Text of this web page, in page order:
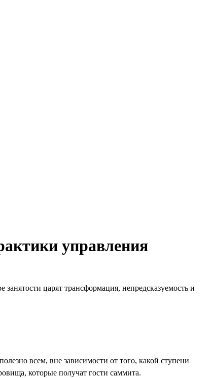
управления
царят трансформация, непредсказуемость и
всем, вне зависимости от того, какой ступени
которые получат гости саммита.